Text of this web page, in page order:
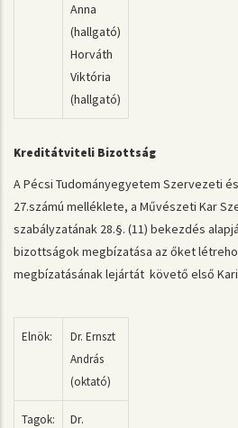
Anna
(hallgató)
Horváth
Viktória
(hallgató)
Kreditátviteli Bizottság
A Pécsi Tudományegyetem Szervezeti
27.számú melléklete, a Művészeti Kar
szabályzatának 28.§. (11) bekezdés
bizottságok megbízatása az őket
megbízatásának lejártát követő első
Elnök:
Dr. Ernszt
András
(oktató)
Tagok:
Dr.